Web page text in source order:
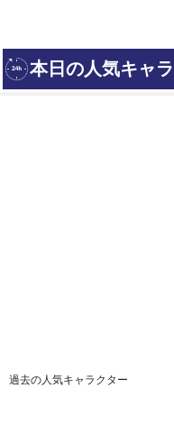
過去の人気キャラクター